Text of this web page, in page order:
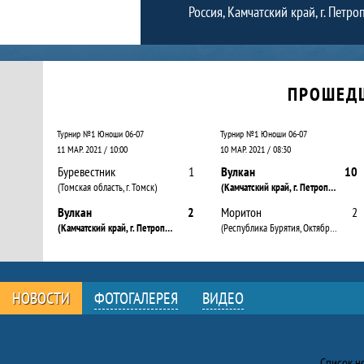
Россия, Камчатский край, г.
Календарь прошедших и будущих матчей
Турнир №1 Юноши 06-07
11 МАР. 2021 / 10:00
Буревестник
(Томская область, г. Томск)
1
Вулкан
(Камчатский край, г. Петропавловск-Камчатский)
2
Турнир №1 Юноши 06-07
10 МАР. 2021 / 08:30
Вулкан
(Камчатский край, г. Петропавловск-Камчатский)
10
Моритон
(Республика Бурятия, Октябрьский р-н)
2
НОВОСТИ ФОТОГАЛЕРЕЯ ВИДЕО